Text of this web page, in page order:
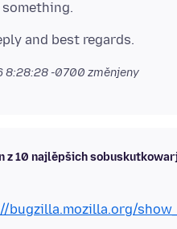
8:28:28 -0700 změnjeny
z 10 najlěpšich
bugzilla.mozilla.org/